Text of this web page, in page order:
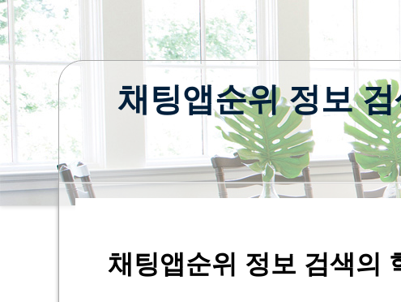
채팅앱순위 정보
채팅앱순위 정보 검색의